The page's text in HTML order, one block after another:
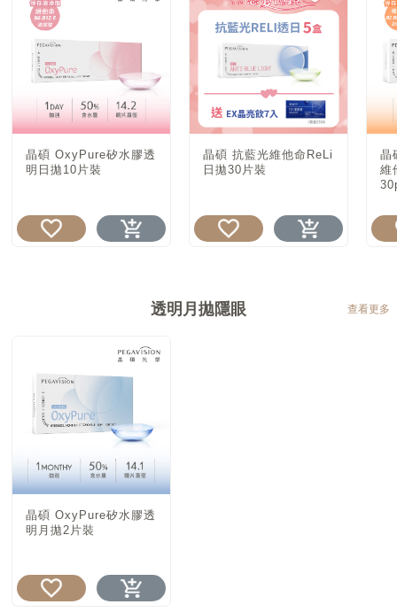
晶碩 OxyPure矽水膠透
明日拋10片裝
晶碩 抗藍光維他命ReLi
日拋30片裝
晶
維
透明月拋隱眼 查看更多
晶碩 OxyPure矽水膠透
明月拋2片裝